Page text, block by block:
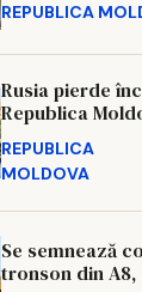
REPUBLICA
Rusia pierde
Republica
REPUBLICA
MOLDOVA
Se semnează
tronson din A8,